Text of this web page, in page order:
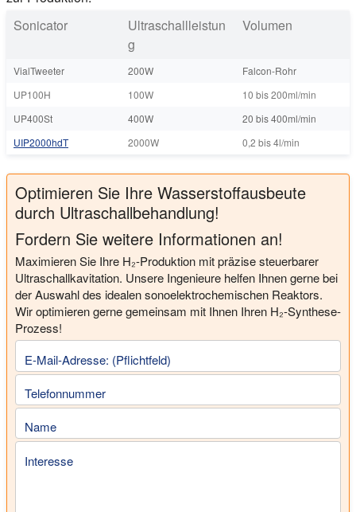
Sonicator
Ultraschallleistun
g
Volumen
VialTweeter 200W
Falcon-Rohr
UP100H
100W
10 bis 200ml/min
UP400St
400W
20 bis 400ml/min
UIP2000hdT
2000W 0,2 bis 4l/min
Optimieren Sie Ihre Wasserstoffausbeute
durch Ultraschallbehandlung!
Fordern Sie weitere Informationen an!
Maximieren Sie Ihre H₂-Produktion mit präzise steuerbarer
Ultraschallkavitation. Unsere Ingenieure helfen Ihnen gerne bei
der Auswahl des idealen sonoelektrochemischen Reaktors.
Wir optimieren gerne gemeinsam mit Ihnen Ihren H₂-Synthese-
Prozess!
E-Mail-Adresse: (Pflichtfeld)
Telefonnummer
Name
Interesse